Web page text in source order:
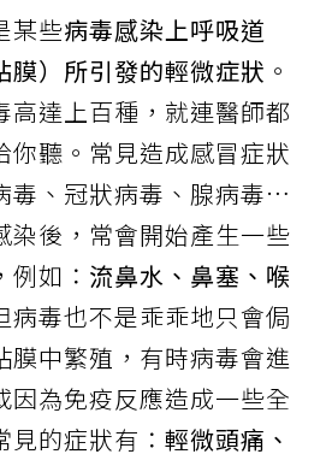
某些病毒感染上呼吸道
膜）所引發的輕微症狀 。
高達上百種，就連醫師都
你聽。常見造成感冒症狀
毒、冠狀病毒、腺病毒…
染後，常會開始產生一些
如： 流鼻水、鼻塞、喉
病毒也不是乖乖地只會侷
膜中繁殖，有時病毒會進
因為免疫反應造成一些全
的症狀有： 輕微頭痛、